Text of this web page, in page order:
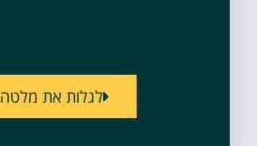
לגלות את מלטה